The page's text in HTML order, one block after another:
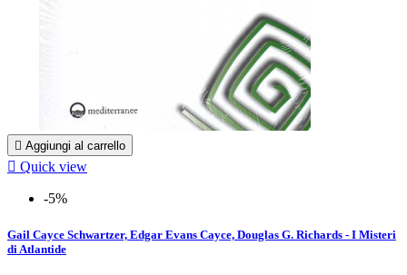
 Aggiungi al carrello
 Quick view
-5%
Gail Cayce Schwartzer, Edgar Evans Cayce, Douglas G. Richards - I Misteri
di Atlantide